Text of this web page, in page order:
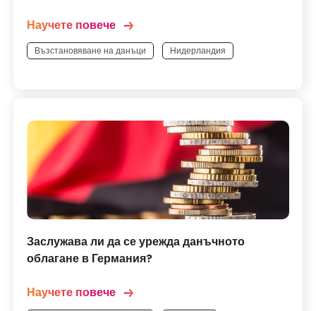
Възстановяване на данъци Нидерландия
Научете повече
Заслужава ли да се урежда данъчното
облагане в Германия?
Научете повече